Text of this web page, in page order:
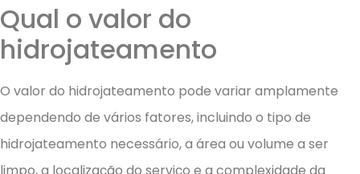
Qual o valor do
hidrojateamento
O valor do hidrojateamento pode variar amplamente
dependendo de vários fatores, incluindo o tipo de
hidrojateamento necessário, a área ou volume a ser